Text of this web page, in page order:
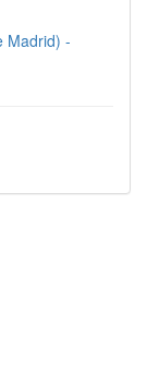
Madrid) -